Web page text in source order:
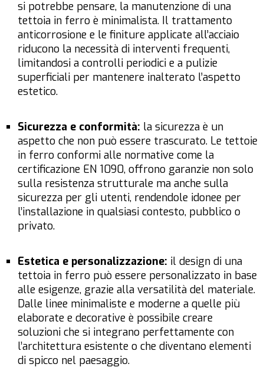
si potrebbe pensare, la manutenzione di una
tettoia in ferro è minimalista. Il trattamento
anticorrosione e le finiture applicate all’acciaio
riducono la necessità di interventi frequenti,
limitandosi a controlli periodici e a pulizie
superficiali per mantenere inalterato l’aspetto
estetico.
Sicurezza e conformità: la sicurezza è un
aspetto che non può essere trascurato. Le tettoie
in ferro conformi alle normative come la
certificazione EN 1090, offrono garanzie non solo
sulla resistenza strutturale ma anche sulla
sicurezza per gli utenti, rendendole idonee per
l’installazione in qualsiasi contesto, pubblico o
privato.
Estetica e personalizzazione: il design di una
tettoia in ferro può essere personalizzato in base
alle esigenze, grazie alla versatilità del materiale.
Dalle linee minimaliste e moderne a quelle più
elaborate e decorative è possibile creare
soluzioni che si integrano perfettamente con
l’architettura esistente o che diventano elementi
di spicco nel paesaggio.